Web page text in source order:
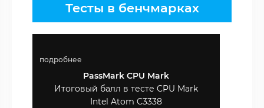
Тесты в бенчмарках
подробнее
PassMark CPU Mark
Итоговый балл в тесте CPU Mark
Intel Atom C3338